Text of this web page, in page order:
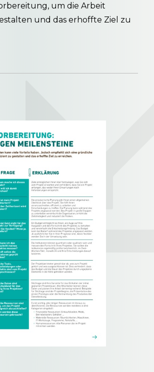
um die Arbeit
und das erhoffte Ziel zu